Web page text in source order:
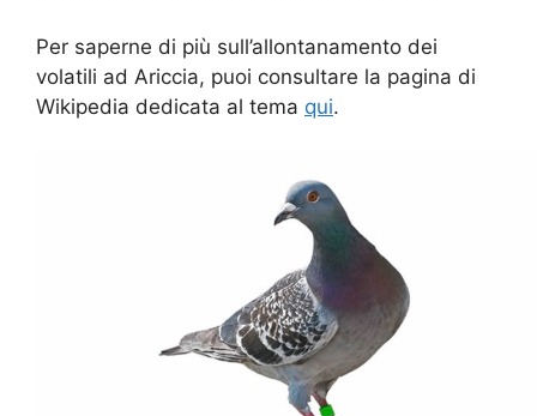
Per saperne di più sull’allontanamento dei
volatili ad Ariccia, puoi consultare la pagina di
Wikipedia dedicata al tema qui.